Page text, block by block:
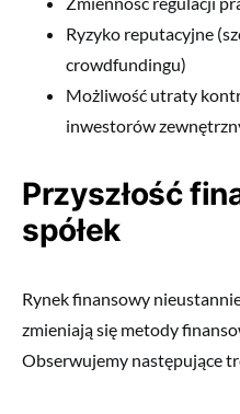
Ryzyko reputacyjne
crowdfundingu)
Możliwość utraty
inwestorów
Przyszłość
spółek
Rynek finansowy
zmieniają się metody
Obserwujemy następujące